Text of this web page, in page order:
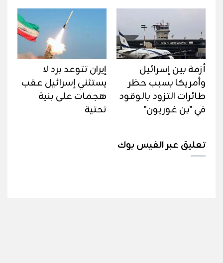
أزمة بين إسرائيل
وأمريكا بسبب حظر
طائرات التزود بالوقود
في "بن غوريون"
إيران تتوعد برد لا
يستثني إسرائيل عقب
هجمات على بنية
تحتية
تعليق عبر الفيس بوك